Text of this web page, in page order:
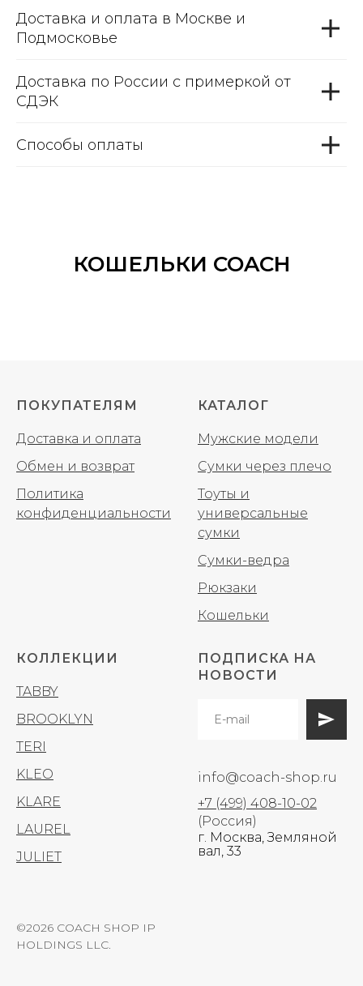
Доставка и оплата в Москве и
Подмосковье
Доставка по России с примеркой от
СДЭК
Способы оплаты
КОШЕЛЬКИ COACH
ПОКУПАТЕЛЯМ
Доставка и оплата
Обмен и возврат
Политика
конфиденциальности
КАТАЛОГ
Мужские модели
Сумки через плечо
Тоуты и
универсальные
сумки
Сумки-ведра
Рюкзаки
Кошельки
КОЛЛЕКЦИИ
TABBY
BROOKLYN
TERI
KLEO
KLARE
LAUREL
JULIET
ПОДПИСКА НА
НОВОСТИ
info@coach-shop.ru
+7 (499) 408-10-02
(Россия)
г. Москва, Земляной
вал, 33
©2026 COACH SHOP IP
HOLDINGS LLC.